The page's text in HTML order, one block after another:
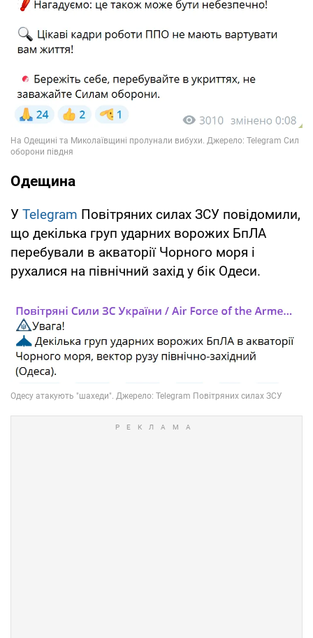
Одещина
У Telegram Повітряних силах ЗСУ повідомили,
що декілька груп ударних ворожих БпЛА
перебували в акваторії Чорного моря і
рухалися на північний захід у бік Одеси.